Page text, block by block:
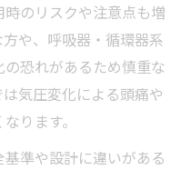
のリスクや注意点も増
や、呼吸器・循環器系
恐れがあるため慎重な
気圧変化による頭痛や
ります。
準や設計に違いがある